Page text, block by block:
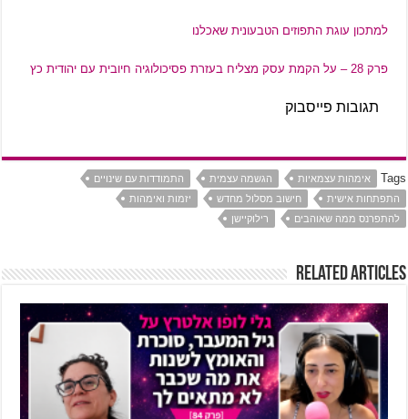
למתכון עוגת התפוזים הטבעונית שאכלנו
פרק 28 – על הקמת עסק מצליח בעזרת פסיכולוגיה חיובית עם יהודית כץ
תגובות פייסבוק
Tags אימהות עצמאיות הגשמה עצמית
התמודדות עם שינויים
התפתחות אישית
חישוב מסלול מחדש
יזמות ואימהות
להתפרנס ממה שאוהבים
רילוקיישן
Related Articles